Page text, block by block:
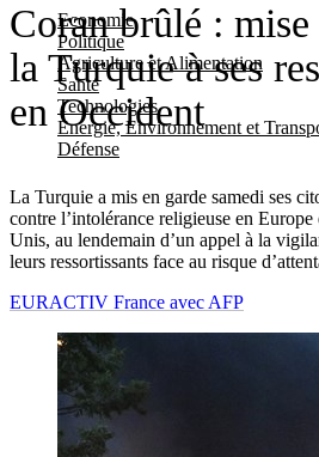
Economie
Politique
Agriculture et Alimentation
Santé
Technologies
Energie, Environnement et
Défense
Coran brûlé : mise
la Turquie à ses
en Occident
La Turquie a mis en garde samedi ses
contre l’intolérance religieuse en
Unis, au lendemain d’un appel à la
leurs ressortissants face au risque
EURACTIV France avec AFP